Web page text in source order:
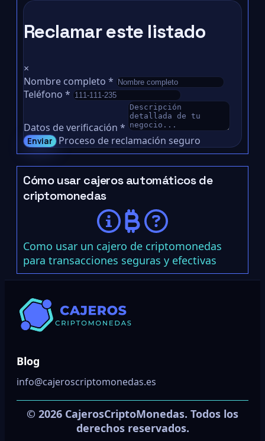
Reclamar este listado
×
Nombre completo *
Teléfono *
Datos de verificación *
Enviar Proceso de reclamación seguro
Cómo usar cajeros automáticos de
criptomonedas
Como usar un cajero de criptomonedas
para transacciones seguras y efectivas
Blog
info@cajeroscriptomonedas.es
© 2026 CajerosCriptoMonedas. Todos los
derechos reservados.